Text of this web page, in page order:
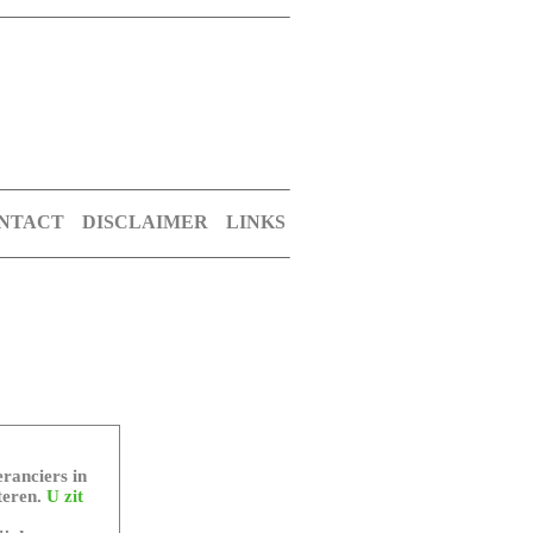
DISCLAIMER LINKS
in
U zit